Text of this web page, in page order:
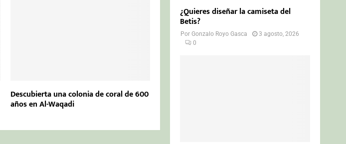
Descubierta una colonia de coral de 600
años en Al-Waqadi
¿Quieres diseñar la camiseta del
Betis?
PorGonzalo Royo Gasca
3 agosto, 2026
0